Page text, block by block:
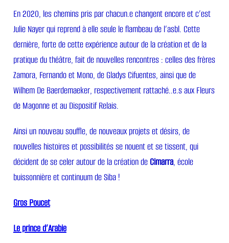
En 2020, les chemins pris par chacun.e changent encore et c’est
Julie Nayer qui reprend à elle seule le flambeau de l’asbl. Cette
dernière, forte de cette expérience autour de la création et de la
pratique du théâtre, fait de nouvelles rencontres : celles des frères
Zamora, Fernando et Mono, de Gladys Cifuentes, ainsi que de
Wilhem De Baerdemaeker, respectivement rattaché..e.s aux Fleurs
de Magonne et au Dispositif Relais.
Ainsi un nouveau souffle, de nouveaux projets et désirs, de
nouvelles histoires et possibilités se nouent et se tissent, qui
décident de se celer autour de la création de Cimarra, école
buissonnière et continuum de Siba !
Gros Poucet
Le prince d’Arabie